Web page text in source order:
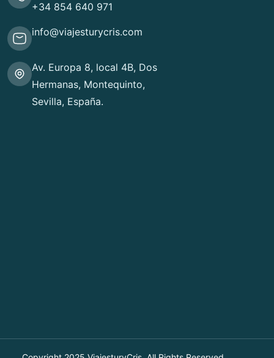
+34 854 640 971
info@viajesturycris.com
Av. Europa 8, local 4B, Dos
Hermanas, Montequinto,
Sevilla, España.